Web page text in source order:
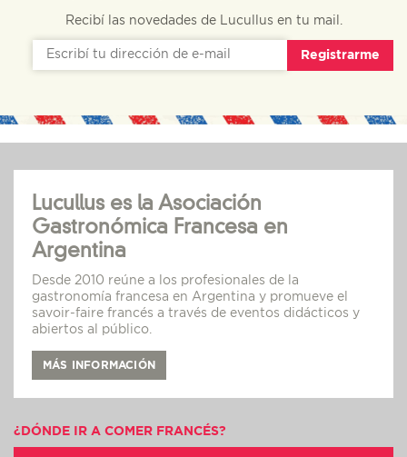
Recibí las novedades de Lucullus en tu mail.
Registrarme
Lucullus es la Asociación
Gastronómica Francesa en
Argentina
Desde 2010 reúne a los profesionales de la
gastronomía francesa en Argentina y promueve el
savoir-faire francés a través de eventos didácticos y
abiertos al público.
MÁS INFORMACIÓN
¿DÓNDE IR A COMER FRANCÉS?